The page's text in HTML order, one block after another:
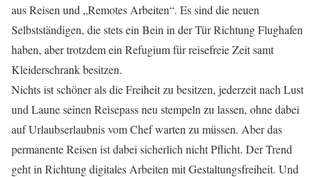
aus Reisen und „Remotes Arbeiten“. Es sind die neuen
Selbstständigen, die stets ein Bein in der Tür Richtung Flughafen
haben, aber trotzdem ein Refugium für reisefreie Zeit samt
Kleiderschrank besitzen.
Nichts ist schöner als die Freiheit zu besitzen, jederzeit nach Lust
und Laune seinen Reisepass neu stempeln zu lassen, ohne dabei
auf Urlaubserlaubnis vom Chef warten zu müssen. Aber das
permanente Reisen ist dabei sicherlich nicht Pflicht. Der Trend
geht in Richtung digitales Arbeiten mit Gestaltungsfreiheit. Und